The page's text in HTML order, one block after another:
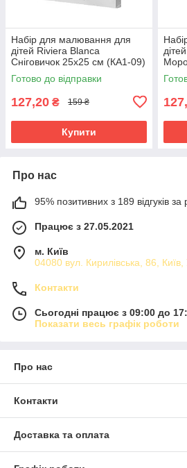
Набір для малювання для
дітей Riviera Blanca
Сніговичок 25x25 см (КА1-09)
Готово до відправки
127,20 ₴ 159 ₴
Купити
Про нас
95% позитивних з 189 відгуків за
Працює з 27.05.2021
м. Київ
04080 вул. Кирилівська, 86, Київ,
Контакти
Сьогодні працює з 09:00 до
Показати весь графік роботи
Про нас
Контакти
Доставка та оплата